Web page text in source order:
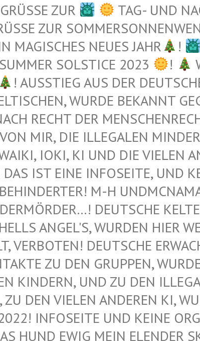
ZUR TAG- UND
ZUR
MAGISCHES NEUES JAHR
!
SOLSTICE 2023
!
! AUSSTIEG AUS DER
WURDE BEKANNT
RECHT DER
MIR, DIE ILLEGALEN
IOKI, KI UND DIE VIELEN
IST EINE INFOSEITE, UND
M-H
DEUTSCHE
ANGEL'S, WURDEN HIER
DEUTSCHE
ZU DEN GRUPPEN,
KINDERN, UND ZU DEN
DEN VIELEN ANDEREN KI,
INFOSEITE UND KEINE
HUND EWIG MEIN ELENDER